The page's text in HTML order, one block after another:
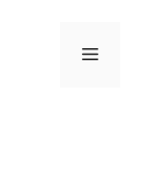
Menu